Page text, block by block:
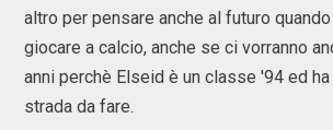
altro per pensare anche al futuro
giocare a calcio, anche se ci vorranno
anni perchè Elseid è un classe '94 ed ha
strada da fare.